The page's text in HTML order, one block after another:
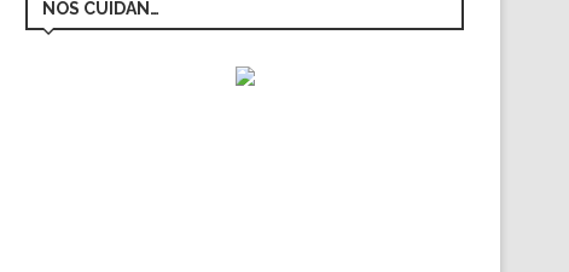
NOS CUIDAN…